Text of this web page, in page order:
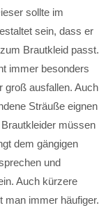
sollte im
sein, dass er
Brautkleid passt.
immer besonders
groß ausfallen. Auch
Sträuße eignen
müssen
dem gängigen
und
Auch kürzere
man immer häufiger.